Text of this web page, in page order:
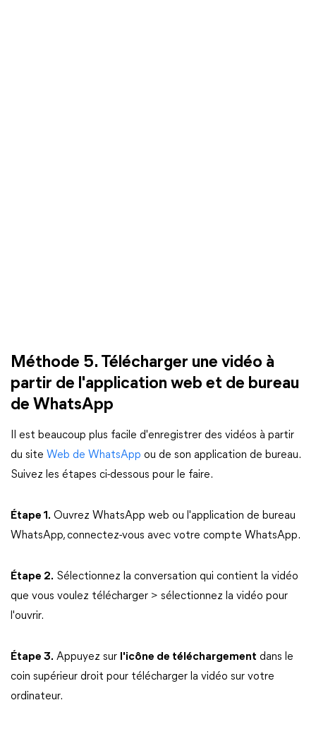
Méthode 5. Télécharger une vidéo à
partir de l'application web et de bureau
de WhatsApp
Il est beaucoup plus facile d'enregistrer des vidéos à partir
du site Web de WhatsApp ou de son application de bureau.
Suivez les étapes ci-dessous pour le faire.
Étape 1. Ouvrez WhatsApp web ou l'application de bureau
WhatsApp, connectez-vous avec votre compte WhatsApp.
Étape 2. Sélectionnez la conversation qui contient la vidéo
que vous voulez télécharger > sélectionnez la vidéo pour
l'ouvrir.
Étape 3. Appuyez sur l'icône de téléchargement dans le
coin supérieur droit pour télécharger la vidéo sur votre
ordinateur.